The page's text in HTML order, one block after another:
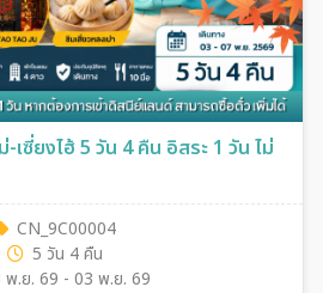
เซี่ยงไฮ้ 5 วัน 4 คืน อิสระ 1 วัน ไม่
CN_9C00004
5 วัน 4 คืน
พ.ย. 69 - 03 พ.ย. 69